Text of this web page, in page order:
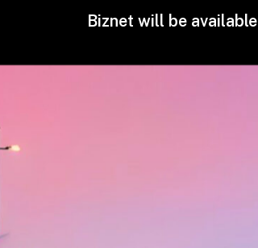
Biznet will be available